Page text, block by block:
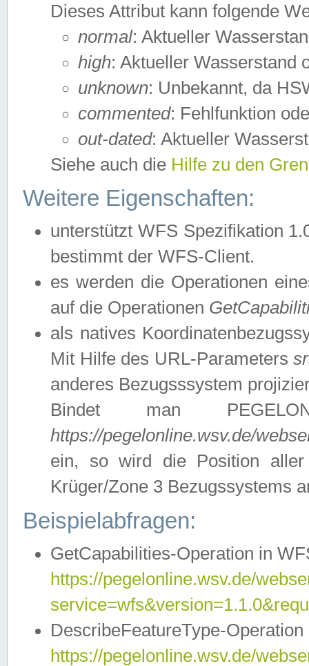
Dieses Attribut kann folgende
normal: Aktueller
high: Aktueller Wasserstand
unknown: Unbekannt, da
commented: Fehlfunktion
out-dated: Aktueller
Siehe auch die Hilfe zu den
Weitere Eigenschaften:
unterstützt WFS Spezifikation
bestimmt der WFS-Client.
es werden die Operationen
auf die Operationen
als natives
Mit Hilfe des URL-Parameters
anderes Bezugsssystem
Bindet man
https://pegelonline.wsv.de/
ein, so wird die Position
Krüger/Zone 3 Bezugssystems
Beispielabfragen:
GetCapabilities-Operation in
https://pegelonline.wsv.de/
DescribeFeatureType-
https://pegelonline.wsv.de/